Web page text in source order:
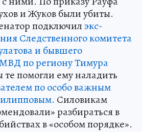
и Жуков были убиты.
подключил экс-
Следственного комитета
и бывшего
по региону Тимура
те помогли ему наладить
по особо важным
Силовикам
разбираться в
в «особом порядке».